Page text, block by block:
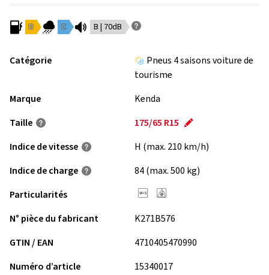
D C B | 70dB
Catégorie
Pneus 4 saisons voiture de
tourisme
Marque
Kenda
Taille
175/65 R15
Indice de vitesse
H (max. 210 km/h)
Indice de charge
84 (max. 500 kg)
Particularités
N° pièce du fabricant
K271B576
GTIN / EAN
4710405470990
Numéro d’article
15340017